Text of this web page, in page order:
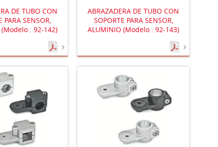
DE TUBO CON
PARA SENSOR,
: 92-142)
ABRAZADERA DE TUBO CON
SOPORTE PARA SENSOR,
ALUMINIO (Modelo : 92-143)